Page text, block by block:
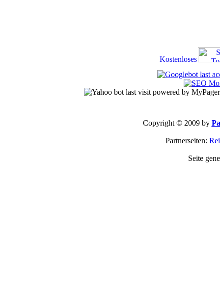
Copyright © 2009 by
Partnerseiten:
Seite